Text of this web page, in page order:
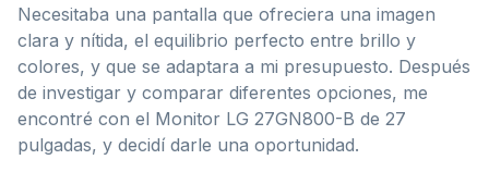
Necesitaba una pantalla que ofreciera una imagen
clara y nítida, el equilibrio perfecto entre brillo y
colores, y que se adaptara a mi presupuesto. Después
de investigar y comparar diferentes opciones, me
encontré con el Monitor LG 27GN800-B de 27
pulgadas, y decidí darle una oportunidad.